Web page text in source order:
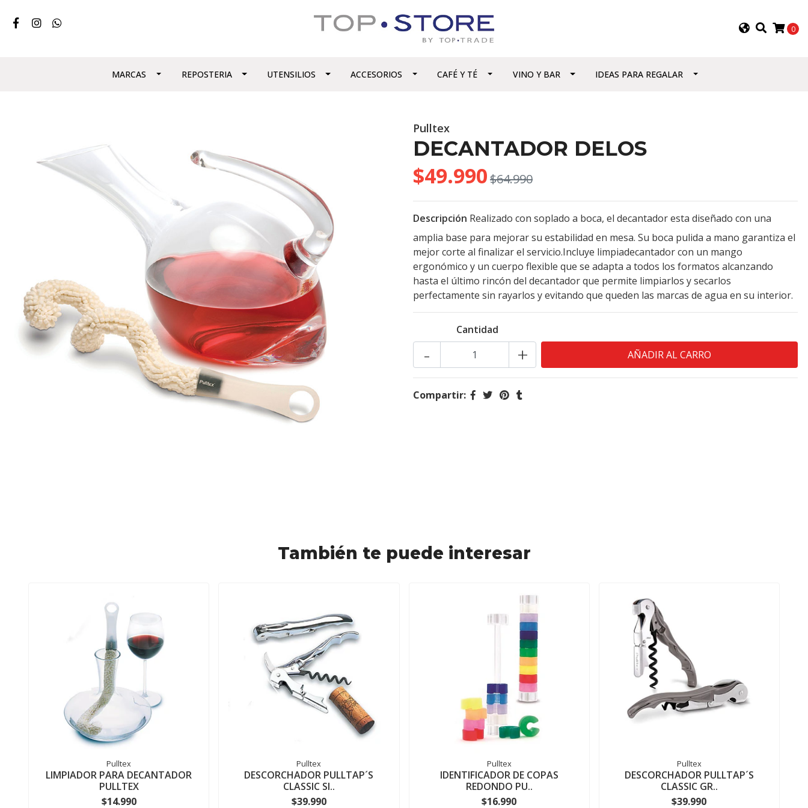
0
MARCAS REPOSTERIA UTENSILIOS ACCESORIOS CAFÉ Y TÉ VINO Y BAR IDEAS PARA REGALAR
Pulltex
DECANTADOR DELOS
$49.990$64.990
Descripción Realizado con soplado a boca, el decantador esta diseñado con una
amplia base para mejorar su estabilidad en mesa. Su boca pulida a mano garantiza el
mejor corte al finalizar el servicio.Incluye limpiadecantador con un mango
ergonómico y un cuerpo flexible que se adapta a todos los formatos alcanzando
hasta el último rincón del decantador que permite limpiarlos y secarlos
perfectamente sin rayarlos y evitando que queden las marcas de agua en su interior.
Cantidad
+
-
Compartir:
También te puede interesar
Pulltex
LIMPIADOR PARA DECANTADOR
PULLTEX
$14.990
Pulltex
DESCORCHADOR PULLTAP´S
CLASSIC SI..
$39.990
Pulltex
IDENTIFICADOR DE COPAS
REDONDO PU..
$16.990
Pulltex
DESCORCHADOR PULLTAP´S
CLASSIC GR..
$39.990